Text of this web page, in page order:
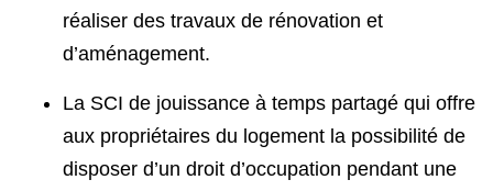
réaliser des travaux de rénovation et
d’aménagement.
La SCI de jouissance à temps partagé qui offre
aux propriétaires du logement la possibilité de
disposer d’un droit d’occupation pendant une